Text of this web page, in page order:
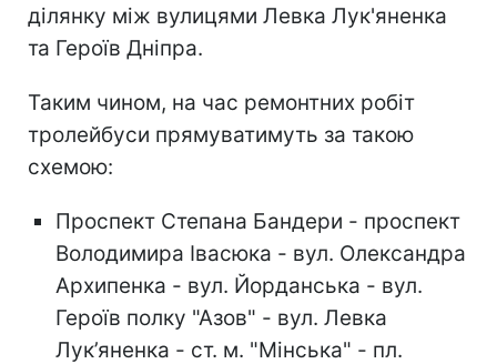
ділянку між вулицями Левка Лук'яненка
та Героїв Дніпра.
Таким чином, на час ремонтних робіт
тролейбуси прямуватимуть за такою
схемою:
Проспект Степана Бандери - проспект
Володимира Івасюка - вул. Олександра
Архипенка - вул. Йорданська - вул.
Героїв полку "Азов" - вул. Левка
Лук’яненка - ст. м. "Мінська" - пл.